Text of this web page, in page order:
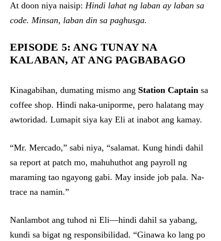
At doon niya naisip: Hindi lahat ng laban ay laban sa
code. Minsan, laban din sa paghusga.
EPISODE 5: ANG TUNAY NA
KALABAN, AT ANG PAGBABAGO
Kinagabihan, dumating mismo ang Station Captain sa
coffee shop. Hindi naka-uniporme, pero halatang may
awtoridad. Lumapit siya kay Eli at inabot ang kamay.
“Mr. Mercado,” sabi niya, “salamat. Kung hindi dahil
sa report at patch mo, mahuhuthot ang payroll ng
maraming tao ngayong gabi. May inside job pala. Na-
trace na namin.”
Nanlambot ang tuhod ni Eli—hindi dahil sa yabang,
kundi sa bigat ng responsibilidad. “Ginawa ko lang po